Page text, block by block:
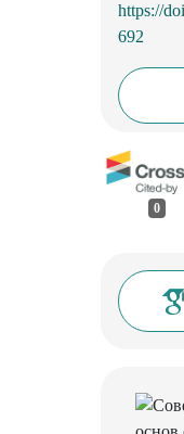
https://
692
0